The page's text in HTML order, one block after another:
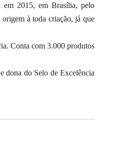
2015, em Brasília, pelo
à toda criação, já que
Conta com 3.000 produtos
dona do Selo de Excelência